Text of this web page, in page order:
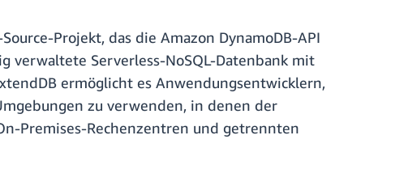
Projekt, das die Amazon DynamoDB-API
verwaltete Serverless-NoSQL-Datenbank mit
ermöglicht es Anwendungsentwicklern,
zu verwenden, in denen der
Premises-Rechenzentren und getrennten